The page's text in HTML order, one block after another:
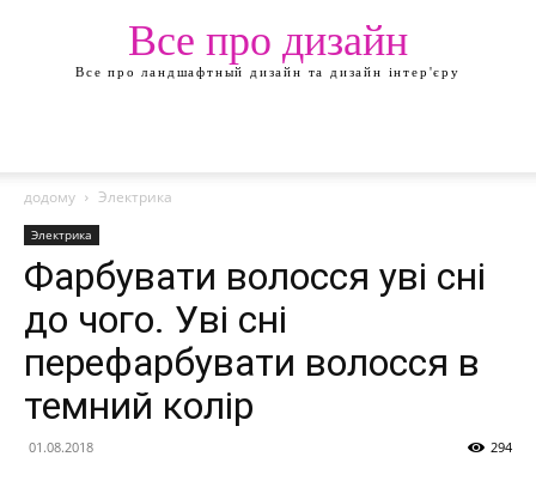
Все про дизайн
Все про ландшафтный дизайн та дизайн інтер'єру
додому Электрика
Электрика
Фарбувати волосся уві сні
до чого. Уві сні
перефарбувати волосся в
темний колір
01.08.2018 294